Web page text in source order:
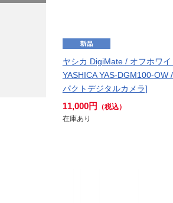
ヤシカ DigiMate / オフホワイ
YASHICA YAS-DGM100-OW
パクトデジタルカメラ]
11,000円
（税込）
在庫あり